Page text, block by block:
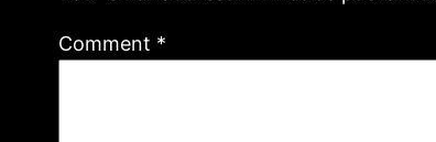
Comment *